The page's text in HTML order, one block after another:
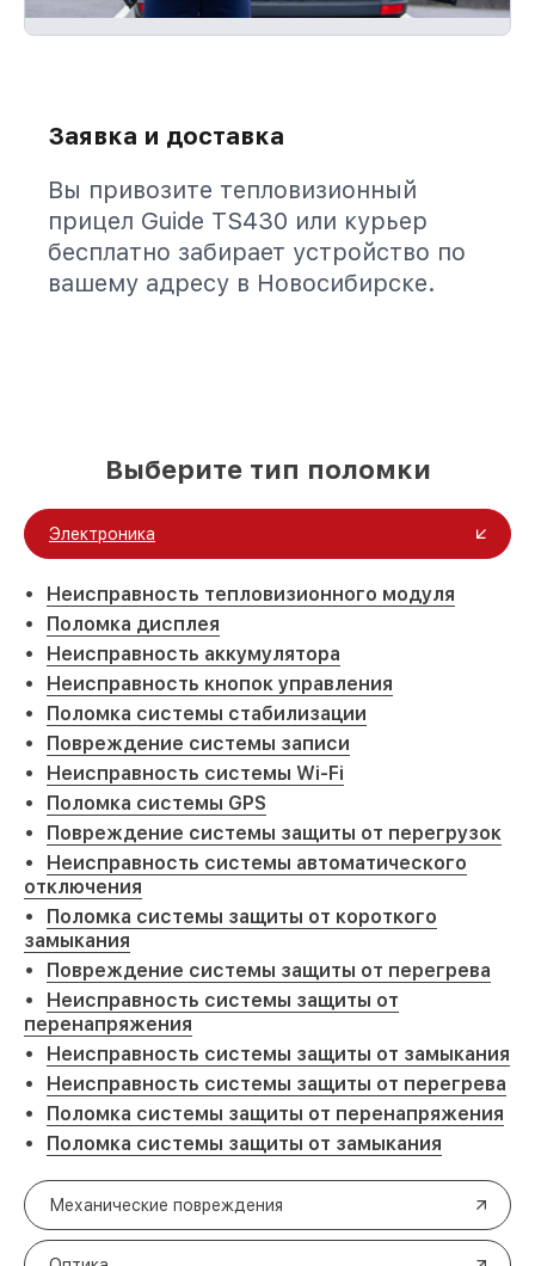
Заявка и доставка
Вы привозите тепловизионный
прицел Guide TS430 или курьер
бесплатно забирает устройство по
вашему адресу в Новосибирске.
Выберите тип поломки
Электроника
Неисправность тепловизионного модуля
Поломка дисплея
Неисправность аккумулятора
Неисправность кнопок управления
Поломка системы стабилизации
Повреждение системы записи
Неисправность системы Wi-Fi
Поломка системы GPS
Повреждение системы защиты от перегрузок
Неисправность системы автоматического
отключения
Поломка системы защиты от короткого
замыкания
Повреждение системы защиты от перегрева
Неисправность системы защиты от
перенапряжения
Неисправность системы защиты от замыкания
Неисправность системы защиты от перегрева
Поломка системы защиты от перенапряжения
Поломка системы защиты от замыкания
Механические повреждения